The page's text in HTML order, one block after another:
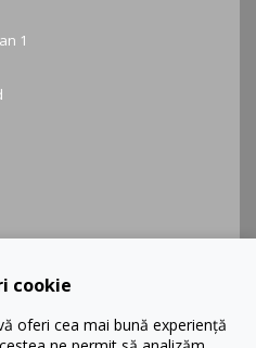
1
16cookie
oferi cea mai bună experiență